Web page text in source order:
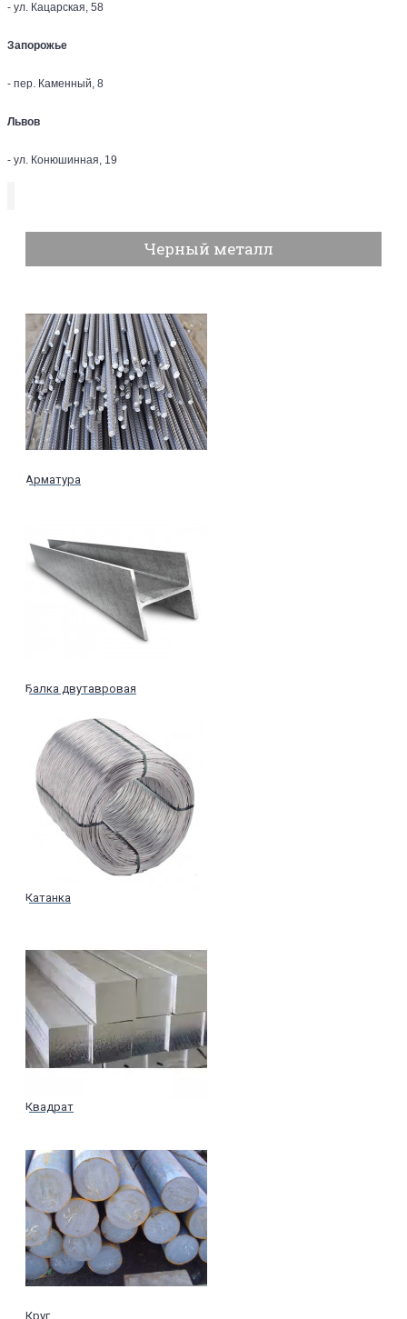
- ул. Кацарская, 58
Запорожье
- пер. Каменный, 8
Львов
- ул. Конюшинная, 19
Черный металл
Арматура
Балка двутавровая
Катанка
Квадрат
Круг